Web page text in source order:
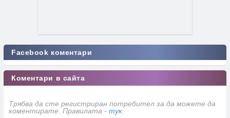
Facebook коментари
Коментари в сайта
Трябва да сте регистриран потребител за да можете да
коментирате. Правилата - тук